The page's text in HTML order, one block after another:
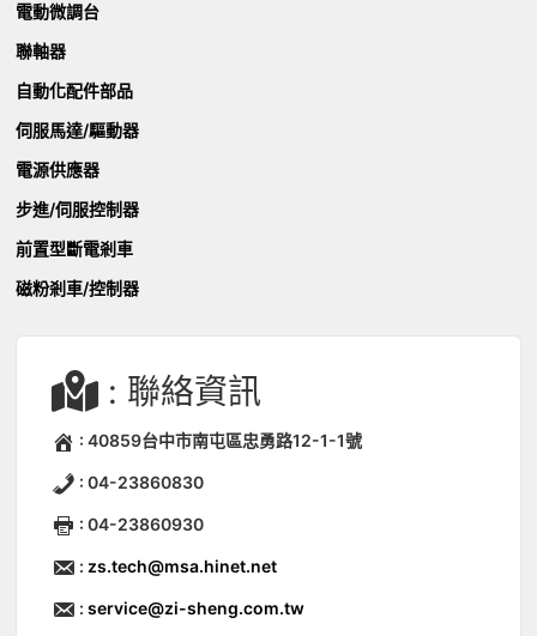
電動微調台
聯軸器
自動化配件部品
伺服馬達/驅動器
電源供應器
步進/伺服控制器
前置型斷電剎車
磁粉剎車/控制器
: 聯絡資訊
: 40859台中市南屯區忠勇路12-1-1號
: 04-23860830
: 04-23860930
:zs.tech@msa.hinet.net
:service@zi-sheng.com.tw